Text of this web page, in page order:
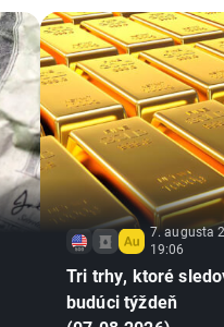
7. augusta
19:06
Tri trhy, ktoré
budúci týždeň